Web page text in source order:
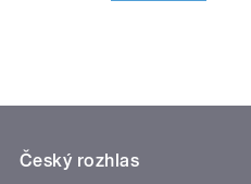
Český rozhlas